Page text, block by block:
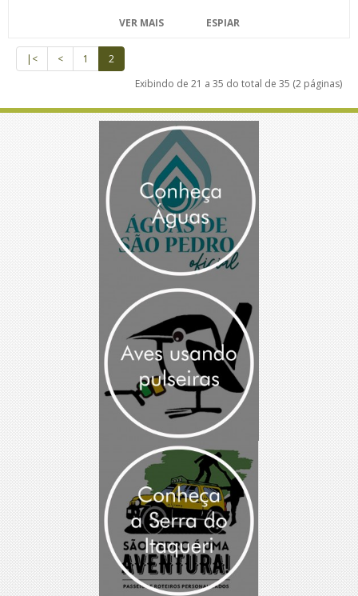
VER MAIS ESPIAR
|< < 1
2
Exibindo de 21 a 35 do total de 35 (2 páginas)